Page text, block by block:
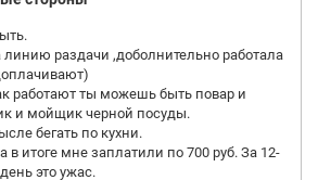
раздачи ,доболнительно работала
работают ты можешь быть повар и
и мойщик черной посуды.
бегать по кухни.
в итоге мне заплатили по 700 руб. За 12-
это ужас.